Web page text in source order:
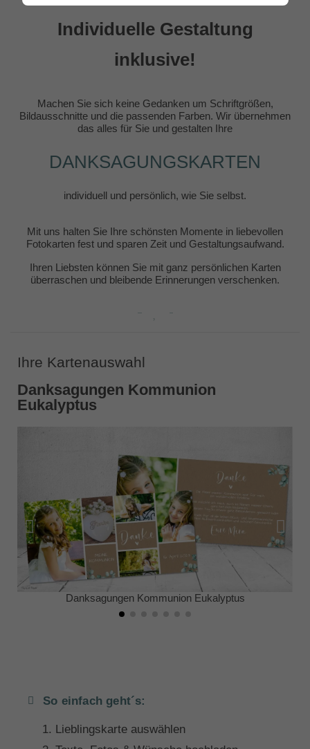
Individuelle Gestaltung
inklusive!
Machen Sie sich keine Gedanken um Schriftgrößen,
Bildausschnitte und die passenden Farben. Wir übernehmen
das alles für Sie und gestalten Ihre
DANKSAGUNGSKARTEN
individuell und persönlich, wie Sie selbst.
Mit uns halten Sie Ihre schönsten Momente in liebevollen
Fotokarten fest und sparen Zeit und Gestaltungsaufwand.
Ihren Liebsten können Sie mit ganz persönlichen Karten
überraschen und bleibende Erinnerungen verschenken.
Ihre Kartenauswahl
Danksagungen Kommunion
Eukalyptus
Danksagungen Kommunion Eukalyptus
So einfach geht´s:
Lieblingskarte auswählen